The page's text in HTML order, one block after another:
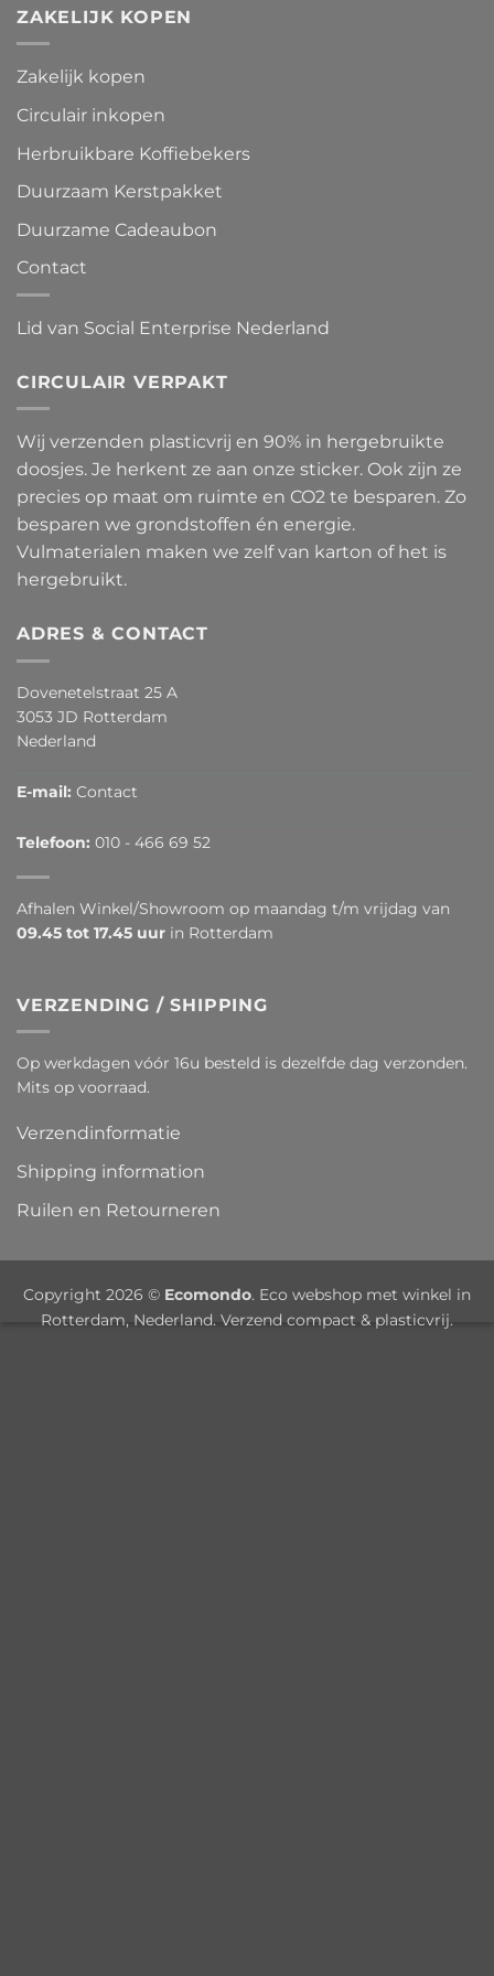
ZAKELIJK KOPEN
Zakelijk kopen
Circulair inkopen
Herbruikbare Koffiebekers
Duurzaam Kerstpakket
Duurzame Cadeaubon
Contact
Lid van Social Enterprise Nederland
CIRCULAIR VERPAKT
Wij verzenden plasticvrij en 90% in hergebruikte
doosjes. Je herkent ze aan onze sticker. Ook zijn ze
precies op maat om ruimte en CO2 te besparen. Zo
besparen we grondstoffen én energie.
Vulmaterialen maken we zelf van karton of het is
hergebruikt.
ADRES & CONTACT
Dovenetelstraat 25 A
3053 JD Rotterdam
Nederland
E-mail: Contact
Telefoon: 010 - 466 69 52
Afhalen Winkel/Showroom op maandag t/m vrijdag van
09.45 tot 17.45 uur in Rotterdam
VERZENDING / SHIPPING
Op werkdagen vóór 16u besteld is dezelfde dag verzonden.
Mits op voorraad.
Verzendinformatie
Shipping information
Ruilen en Retourneren
Copyright 2026 © Ecomondo. Eco webshop met winkel in
Rotterdam, Nederland. Verzend compact & plasticvrij.